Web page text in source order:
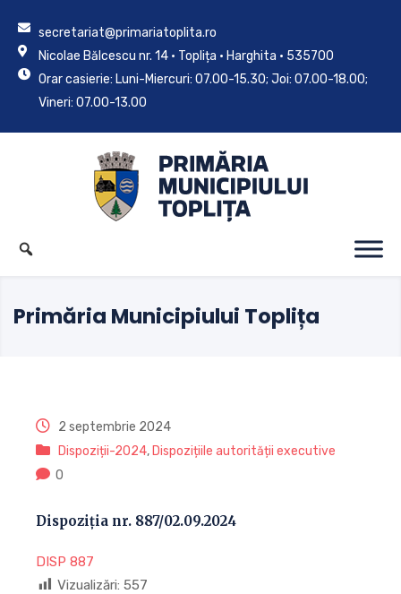
secretariat@primariatoplita.ro
Nicolae Bălcescu nr. 14 • Toplița • Harghita • 535700
Orar casierie: Luni-Miercuri: 07.00-15.30; Joi: 07.00-18.00;
Vineri: 07.00-13.00
Primăria Municipiului Toplița
2 septembrie 2024
Dispoziții-2024, Dispozițiile autorității executive
0
Dispoziția nr. 887/02.09.2024
DISP 887
Vizualizări: 557